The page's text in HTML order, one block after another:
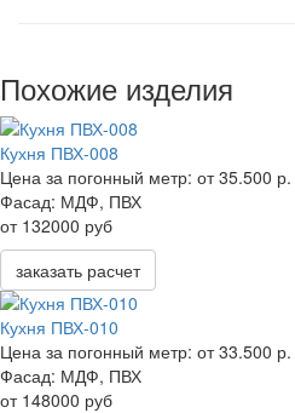
Похожие изделия
Кухня ПВХ-008
Цена за погонный метр: от 35.500 р.
Фасад: МДФ, ПВХ
от 132000 руб
заказать расчет
Кухня ПВХ-010
Цена за погонный метр: от 33.500 р.
Фасад: МДФ, ПВХ
от 148000 руб